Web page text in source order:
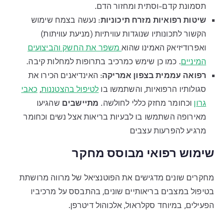
תסמונת קדם-וסתית ומחזור הדם.
שיטות רפואיות מזרח תיכוניות: נעשה בצמח שימוש
הקשור לתכונותיו שנוגדות עוויתיות (מניעת עוויתות)
ואפרודיזיאק האמינו שהואמשפר את החשק והביצועים
המיניים. כמו כן שימש כמרכיב בתרופות למחלות קיבה.
רפואה עממית בצפון אמריקה: האינדיאנים הכירו את
סגולותיו הרפואיות, והשתמשו בולטיפול בהצטננות,כאבי
גרון וכחומר מחזק כללי לחולשה. מתיישבים שהגיעו
מאירופה השתמשו בו לבעיות בריאות אצל נשים וכחומר
מרגיע להפרעות עצבים
שימוש רפואי מבוסס מחקר
מחקרים שונים מדגישים את הפוטנציאל של מרווה מרושתת
בטיפול במצבים בריאותיים שונים, בהתבסס על מרכיביו
הפעילים, במיוחד סקלראול, אלכוהול דיטרפן.